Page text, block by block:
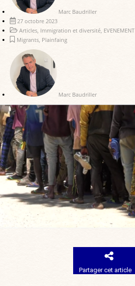
Marc Baudriller
27 octobre 2023
Articles, Immigration et diversité, EVENEMENT
Migrants, Plainfaing
Marc Baudriller
Partager cet article